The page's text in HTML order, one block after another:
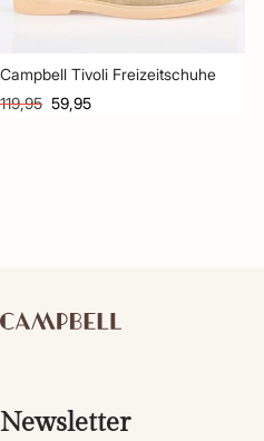
Campbell Tivoli Freizeitschuhe
119,95 59,95
Newsletter